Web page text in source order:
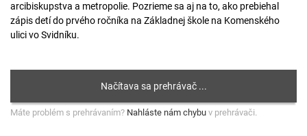
arcibiskupstva a metropolie. Pozrieme sa aj na to, ako prebiehal
zápis detí do prvého ročníka na Základnej škole na Komenského
ulici vo Svidníku.
Máte problém s prehrávaním? Nahláste nám chybu v prehrávači.